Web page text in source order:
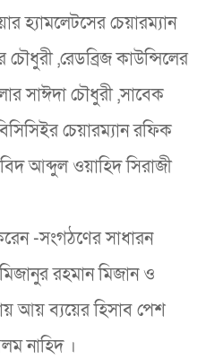
হ‍্যামলেটসের চেয়ারম‍্যান
,রেডব্রিজ কাউন্সিলের
সাঈদা চৌধুরী ,সাবেক
চেয়ারম‍্যান রফিক
আব্দুল ওয়াহিদ সিরাজী
-সংগঠণের সাধারন
রহমান মিজান ও
আয় ব‍্যয়ের হিসাব পেশ
নাহিদ ।